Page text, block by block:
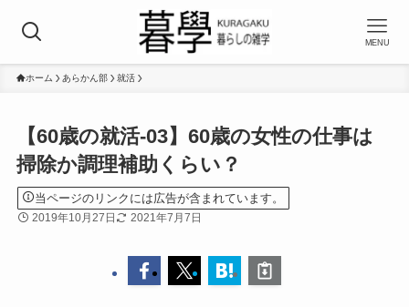
MENU
ホーム あらかん部 就活
【60歳の就活-03】60歳の女性の仕事は
掃除か調理補助くらい？
当ページのリンクには広告が含まれています。
2019年10月27日 2021年7月7日